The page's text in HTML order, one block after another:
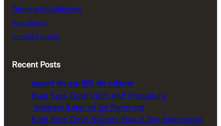
Terms and Conditions
Puja Blogs
Contact Guruji
Recent Posts
कालसर्प दोष पूजा विधि और प्रक्रिया
Kaal Sarp Dosh Vidhi And Procedure
त्र्यंबकेश्वर में काल सर्प दोष निवारण पूजा
Kaal Sarp Dosh Nivaran Puja in Trimbakeshwar